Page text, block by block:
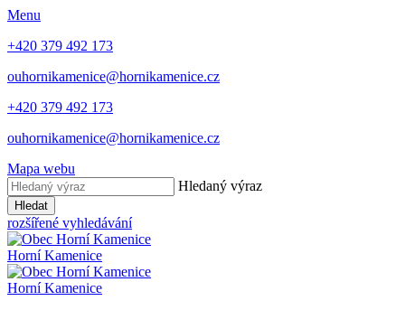
Menu
+420 379 492 173
ouhornikamenice@hornikamenice.cz
+420 379 492 173
ouhornikamenice@hornikamenice.cz
Mapa webu
Hledaný výraz
Hledat
rozšířené vyhledávání
Horní Kamenice
Horní Kamenice